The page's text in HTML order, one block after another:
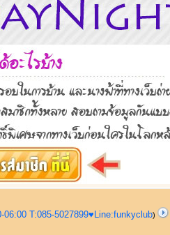
T:085-5027899♥Line:funkyclub)